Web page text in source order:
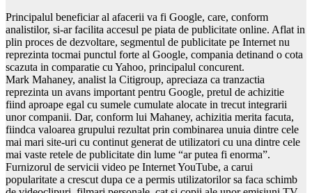
Principalul beneficiar al afacerii va fi Google, care, conform
analistilor, si-ar facilita accesul pe piata de publicitate online. Aflat in
plin proces de dezvoltare, segmentul de publicitate pe Internet nu
reprezinta tocmai punctul forte al Google, compania detinand o cota
scazuta in comparatie cu Yahoo, principalul concurent.
Mark Mahaney, analist la Citigroup, apreciaza ca tranzactia
reprezinta un avans important pentru Google, pretul de achizitie
fiind aproape egal cu sumele cumulate alocate in trecut integrarii
unor companii. Dar, conform lui Mahaney, achizitia merita facuta,
fiindca valoarea grupului rezultat prin combinarea unuia dintre cele
mai mari site-uri cu continut generat de utilizatori cu una dintre cele
mai vaste retele de publicitate din lume “ar putea fi enorma”.
Furnizorul de servicii video pe Internet YouTube, a carui
popularitate a crescut dupa ce a permis utilizatorilor sa faca schimb